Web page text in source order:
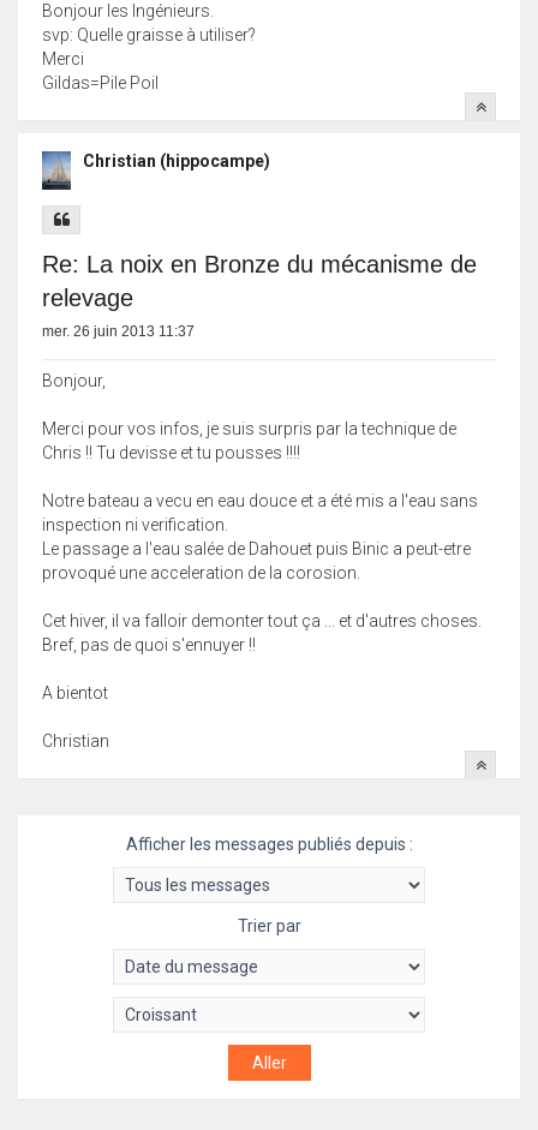
Bonjour les Ingénieurs.
svp: Quelle graisse à utiliser?
Merci
Gildas=Pile Poil
Christian (hippocampe)
Re: La noix en Bronze du mécanisme de
relevage
mer. 26 juin 2013 11:37
Bonjour,
Merci pour vos infos, je suis surpris par la technique de
Chris !! Tu devisse et tu pousses !!!!
Notre bateau a vecu en eau douce et a été mis a l'eau sans
inspection ni verification.
Le passage a l'eau salée de Dahouet puis Binic a peut-etre
provoqué une acceleration de la corosion.
Cet hiver, il va falloir demonter tout ça ... et d'autres choses.
Bref, pas de quoi s'ennuyer !!
A bientot
Christian
Afficher les messages publiés depuis :
Trier par